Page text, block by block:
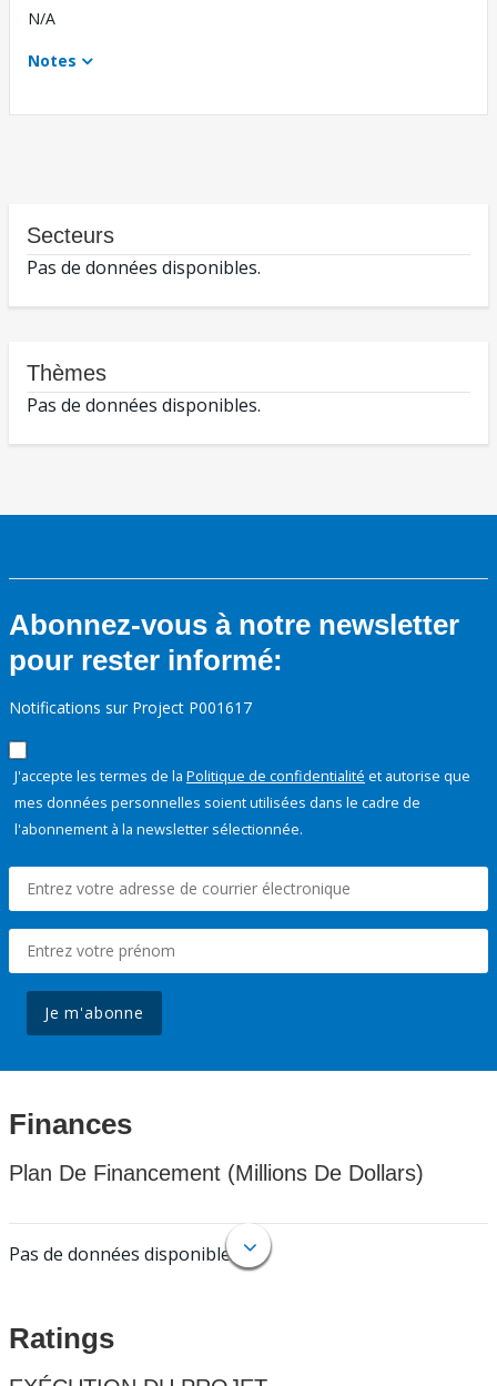
N/A
Notes
Secteurs
Pas de données disponibles.
Thèmes
Pas de données disponibles.
Abonnez-vous à notre newsletter
pour rester informé:
Notifications sur Project P001617
J'accepte les termes de la Politique de confidentialité et autorise que
mes données personnelles soient utilisées dans le cadre de
l'abonnement à la newsletter sélectionnée.
Je m'abonne
Finances
Plan De Financement (Millions De Dollars)
Pas de données disponibles.
Ratings